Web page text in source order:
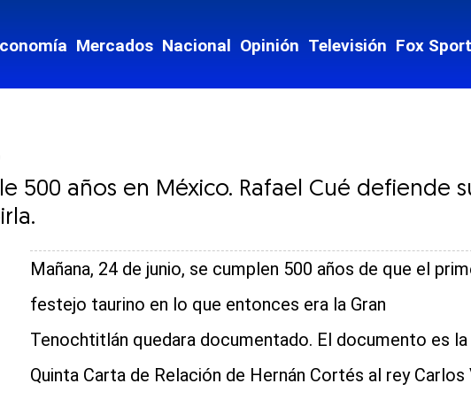
Mercados Nacional Opinión Televisión Fox
500 años en México. Rafael Cué defiende
Facebook
Twitter
global.social-whatsapp
Mañana, 24 de junio, se cumplen 500 años de que el
festejo taurino en lo que entonces era la Gran
Tenochtitlán quedara documentado. El documento es la
Quinta Carta de Relación de Hernán Cortés al rey Carlos